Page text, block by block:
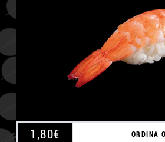
1,80€ ORDINA